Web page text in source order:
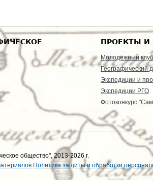
ПРОЕКТЫ И
Молодежный клуб
Географический
Экспедиции и
Экспедиции РГО
Фотоконкурс
общество", 2013-2026 г.
Политика защиты и обработки